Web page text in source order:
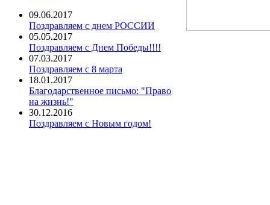
09.06.2017
Поздравляем с днем РОССИИ
05.05.2017
Поздравляем с Днем Победы!!!!
07.03.2017
Поздравляем с 8 марта
18.01.2017
Благодарственное письмо: "Право
на жизнь!"
30.12.2016
Поздравляем с Новым годом!